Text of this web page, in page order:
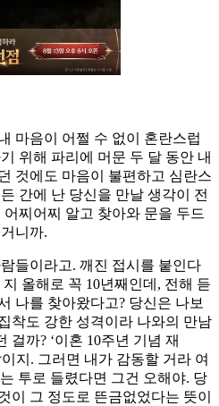
마음이 어쩔 수 없이 혼란스럽
위해 파리에 머문 두 달 동안 내
것에도 마음이 불편하고 심란스
간에 난 당신을 만날 생각이 전
찌어찌 알고 찾아와 문을 두드
니까.
들이라고. 깨진 접시를 붙인다
올해로 꼭 10년째인데, 전해 듣
나를 찾아왔다고? 당신은 나보
착도 강한 성격이라 나와의 만남
걸까? ‘이혼 10주년 기념 재
지. 그러면 내가 감동할 거라 여
투로 들렸다면 그건 오해야. 당
이 그 정도로 뜬금없었다는 뜻이